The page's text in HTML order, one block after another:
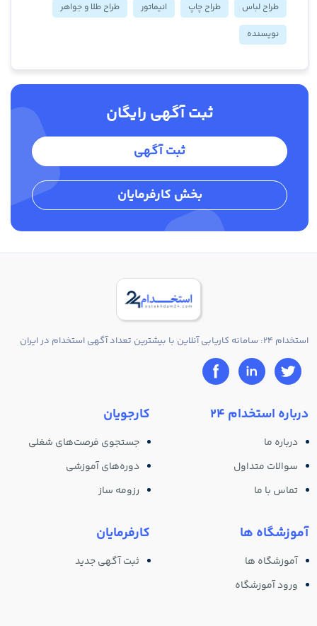
طراح لباس
طراح چاپ انیماتور
طراح طلا و جواهر
نویسنده
ثبت آگهی رایگان
ثبت آگهی
بخش کارفرمایان
استخدام 24: سامانه کاریابی آنلاین با بیشترین تعداد آگهی استخدام در ایران
درباره استخدام 24
درباره ما
سوالات متداول
تماس با ما
آموزشگاه ها
آموزشگاه ها
ورود آموزشگاه
کارجویان
جستجوی فرصت‌های شغلی
دوره‌های آموزشی
رزومه ساز
کارفرمایان
ثبت آگهی جدید